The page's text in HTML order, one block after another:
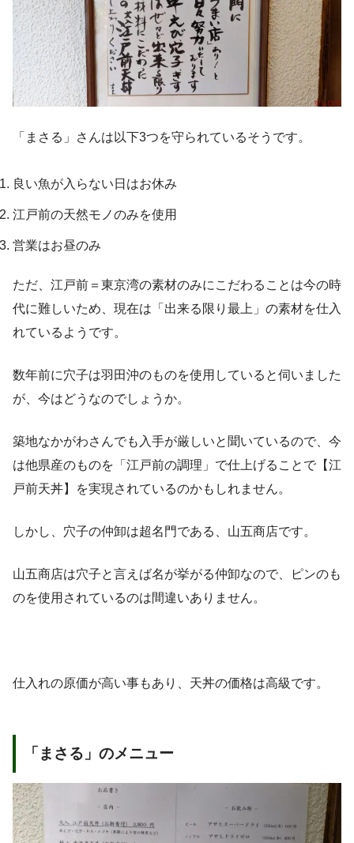
「まさる」さんは以下3つを守られているそうです。
良い魚が入らない日はお休み
江戸前の天然モノのみを使用
営業はお昼のみ
ただ、江戸前＝東京湾の素材のみにこだわることは今の時
代に難しいため、現在は「出来る限り最上」の素材を仕入
れているようです。
数年前に穴子は羽田沖のものを使用していると伺いました
が、今はどうなのでしょうか。
築地なかがわさんでも入手が厳しいと聞いているので、今
は他県産のものを「江戸前の調理」で仕上げることで【江
戸前天丼】を実現されているのかもしれません。
しかし、穴子の仲卸は超名門である、山五商店です。
山五商店は穴子と言えば名が挙がる仲卸なので、ピンのも
のを使用されているのは間違いありません。
仕入れの原価が高い事もあり、天丼の価格は高級です。
「まさる」のメニュー